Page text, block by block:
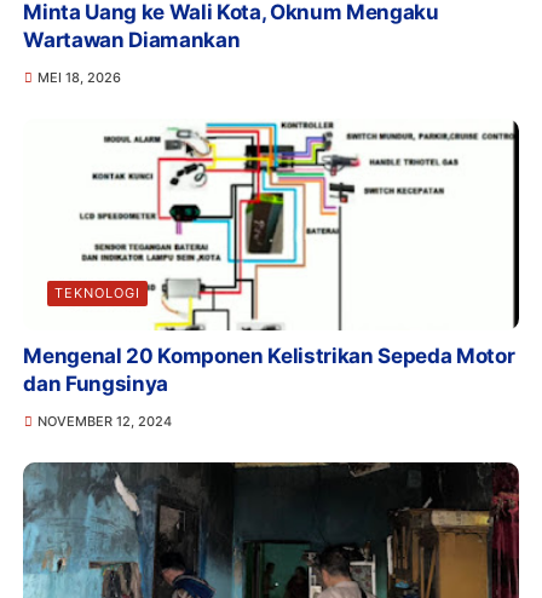
Minta Uang ke Wali Kota, Oknum Mengaku
Wartawan Diamankan
MEI 18, 2026
TEKNOLOGI
Mengenal 20 Komponen Kelistrikan Sepeda Motor
dan Fungsinya
NOVEMBER 12, 2024